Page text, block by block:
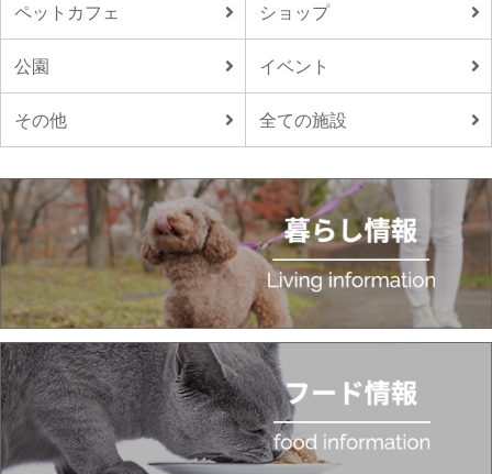
ペットカフェ ショップ
公園 イベント
その他 全ての施設